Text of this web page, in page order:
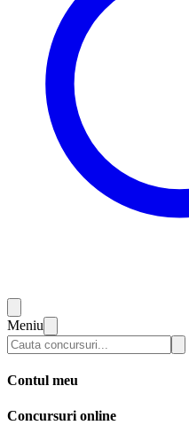
Meniu
Contul meu
Concursuri online